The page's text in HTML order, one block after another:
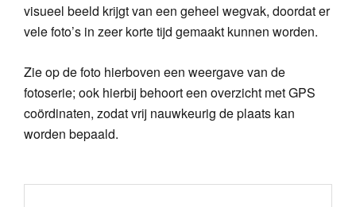
visueel beeld krijgt van een geheel wegvak, doordat er
vele foto’s in zeer korte tijd gemaakt kunnen worden.
Zie op de foto hierboven een weergave van de
fotoserie; ook hierbij behoort een overzicht met GPS
coördinaten, zodat vrij nauwkeurig de plaats kan
worden bepaald.